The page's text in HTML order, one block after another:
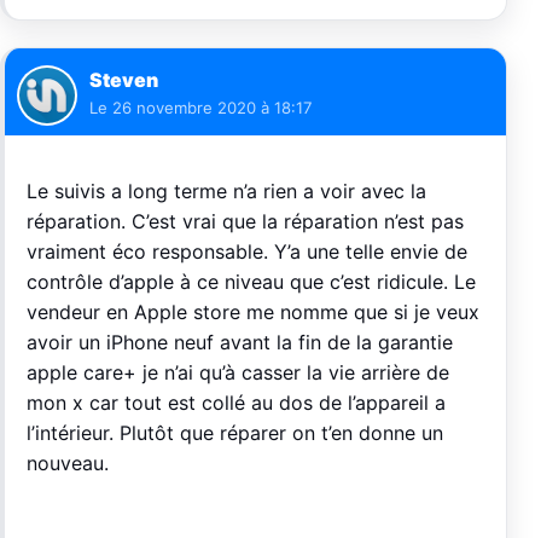
Steven
Le 26 novembre 2020 à 18:17
Le suivis a long terme n’a rien a voir avec la
réparation. C’est vrai que la réparation n’est pas
vraiment éco responsable. Y’a une telle envie de
contrôle d’apple à ce niveau que c’est ridicule. Le
vendeur en Apple store me nomme que si je veux
avoir un iPhone neuf avant la fin de la garantie
apple care+ je n’ai qu’à casser la vie arrière de
mon x car tout est collé au dos de l’appareil a
l’intérieur. Plutôt que réparer on t’en donne un
nouveau.